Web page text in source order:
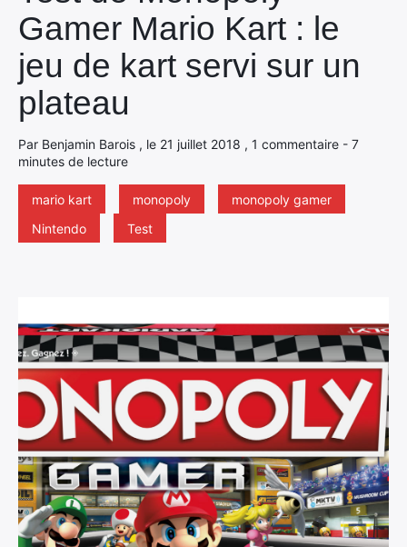
Gamer Mario Kart : le
jeu de kart servi sur un
plateau
Par Benjamin Barois , le 21 juillet 2018 , 1 commentaire - 7
minutes de lecture
mario kart monopoly
monopoly gamer
Nintendo
Test